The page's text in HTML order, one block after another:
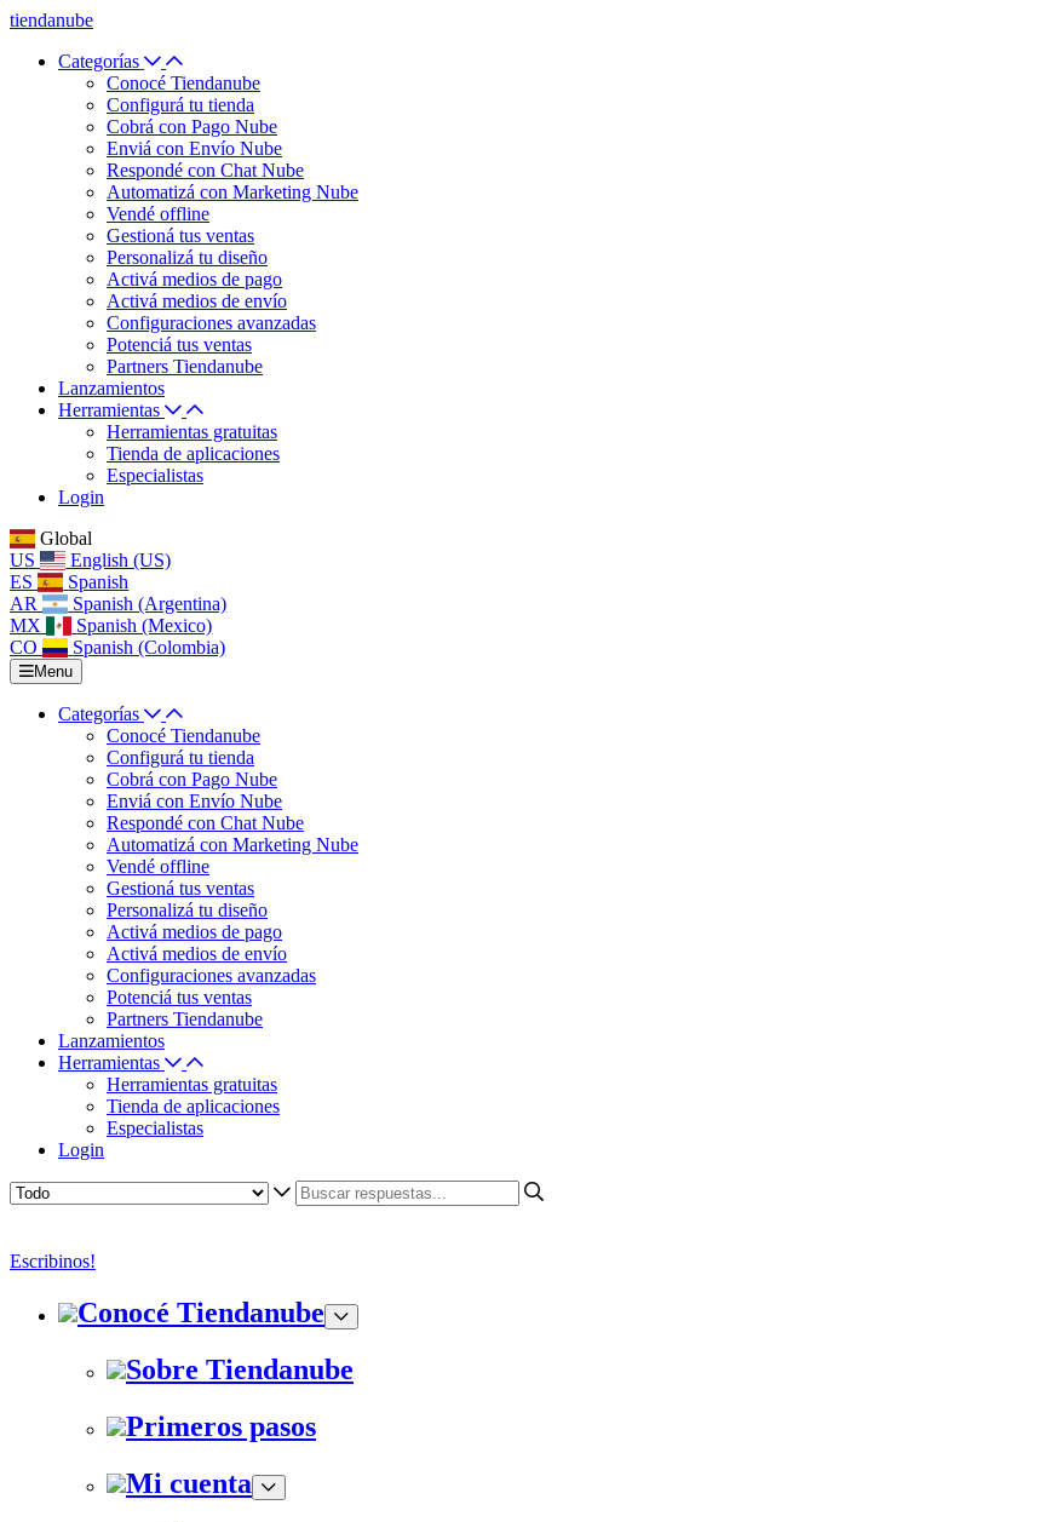
tiendanube
Categorías
Conocé Tiendanube
Configurá tu tienda
Cobrá con Pago Nube
Enviá con Envío Nube
Respondé con Chat Nube
Automatizá con Marketing Nube
Vendé offline
Gestioná tus ventas
Personalizá tu diseño
Activá medios de pago
Activá medios de envío
Configuraciones avanzadas
Potenciá tus ventas
Partners Tiendanube
Lanzamientos
Herramientas
Herramientas gratuitas
Tienda de aplicaciones
Especialistas
Login
Global
US
English (US)
ES
Spanish
AR
Spanish (Argentina)
MX
Spanish (Mexico)
CO
Spanish (Colombia)
Menu
Categorías
Conocé Tiendanube
Configurá tu tienda
Cobrá con Pago Nube
Enviá con Envío Nube
Respondé con Chat Nube
Automatizá con Marketing Nube
Vendé offline
Gestioná tus ventas
Personalizá tu diseño
Activá medios de pago
Activá medios de envío
Configuraciones avanzadas
Potenciá tus ventas
Partners Tiendanube
Lanzamientos
Herramientas
Herramientas gratuitas
Tienda de aplicaciones
Especialistas
Login
Escribinos!
Conocé Tiendanube
Sobre Tiendanube
Primeros pasos
Mi cuenta